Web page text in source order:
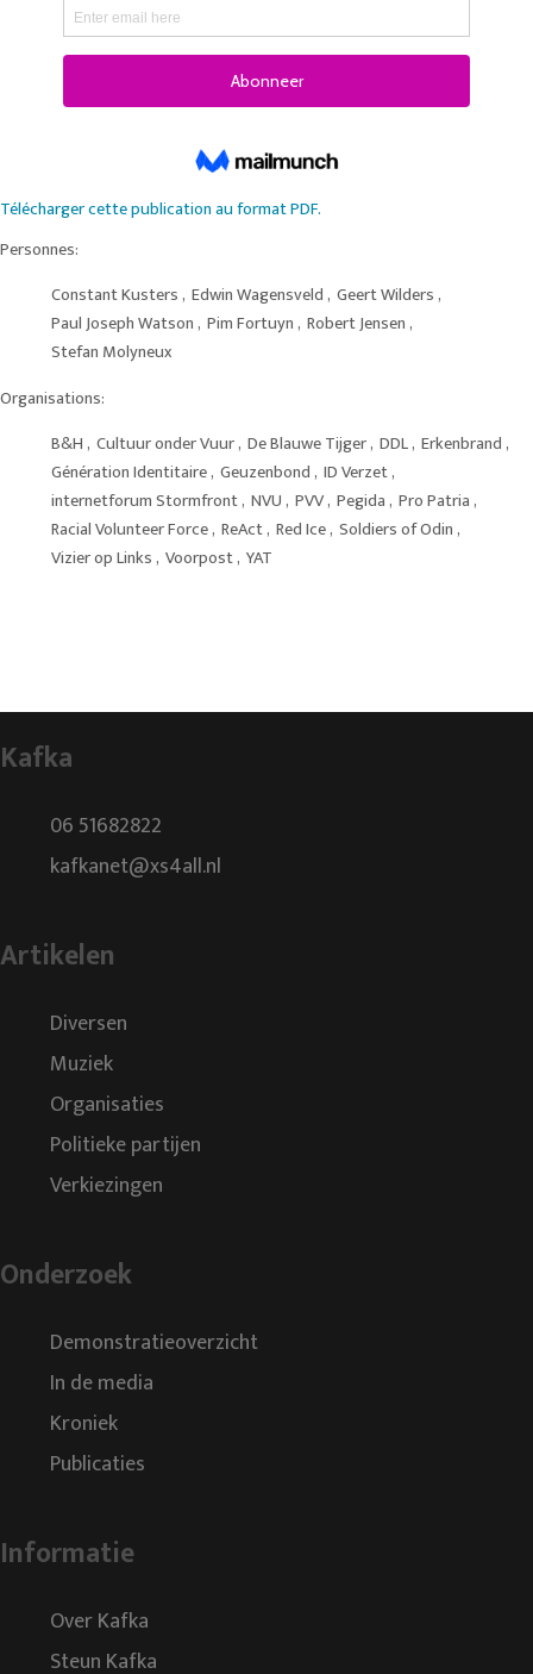
Télécharger cette publication au format PDF.
Personnes:
Constant Kusters, Edwin Wagensveld, Geert Wilders,
Paul Joseph Watson, Pim Fortuyn, Robert Jensen,
Stefan Molyneux
Organisations:
B&H, Cultuur onder Vuur, De Blauwe Tijger, DDL, Erkenbrand,
Génération Identitaire, Geuzenbond, ID Verzet,
internetforum Stormfront, NVU, PVV, Pegida, Pro Patria,
Racial Volunteer Force, ReAct, Red Ice, Soldiers of Odin,
Vizier op Links, Voorpost, YAT
Kafka
06 51682822
kafkanet@xs4all.nl
Artikelen
Diversen
Muziek
Organisaties
Politieke partijen
Verkiezingen
Onderzoek
Demonstratieoverzicht
In de media
Kroniek
Publicaties
Informatie
Over Kafka
Steun Kafka